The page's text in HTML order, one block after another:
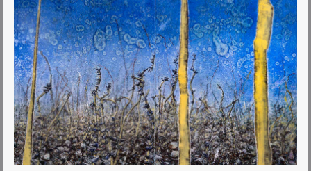
Hágæða prent af málverkum mínum eru nú í boði í tveimur
stærðum: 40x50 cm. og 50x70 cm.
Öll þau málverk sem birtast hér á síðunni má útfæra sem
prentaðar útgáfur og fá sendar hvert sem er í heiminum.
Sjá verð og nánari
upplýsingarhttps://tryggvadottir.com/is/publication/27/